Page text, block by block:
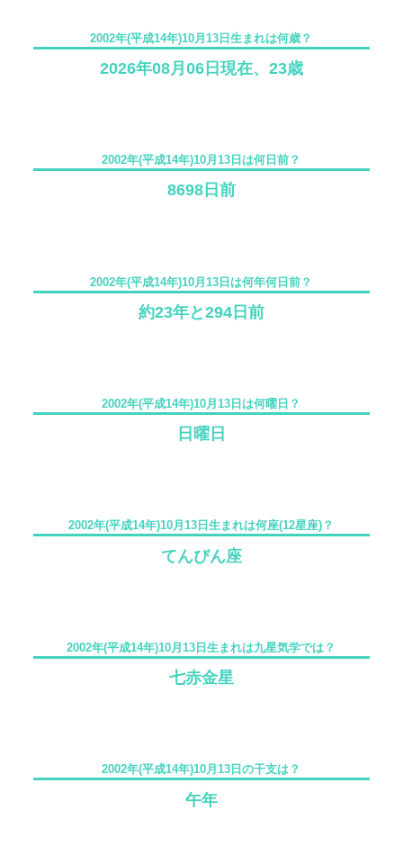
2002年(平成14年)10月13日生まれは何歳？
2026年08月06日現在、23歳
2002年(平成14年)10月13日は何日前？
8698日前
2002年(平成14年)10月13日は何年何日前？
約23年と294日前
2002年(平成14年)10月13日は何曜日？
日曜日
2002年(平成14年)10月13日生まれは何座(12星座)？
てんびん座
2002年(平成14年)10月13日生まれは九星気学では？
七赤金星
2002年(平成14年)10月13日の干支は？
午年